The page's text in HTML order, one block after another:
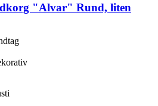
"Alvar" Rund, liten